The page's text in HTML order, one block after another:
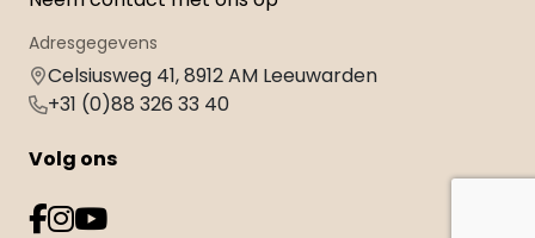
Adresgegevens
Celsiusweg 41, 8912 AM Leeuwarden
+31 (0)88 326 33 40
Volg ons